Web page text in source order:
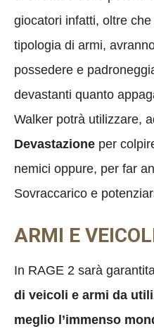
giocatori infatti, oltre
tipologia di armi,
possedere e
devastanti quanto
Walker potrà utilizzare,
Devastazione per
nemici oppure, per far
Sovraccarico e
ARMI E
In RAGE 2 sarà
di veicoli e armi da
meglio l’immenso